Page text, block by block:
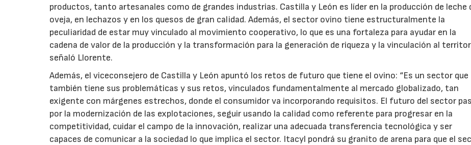
productos, tanto artesanales como de grandes industrias. Castilla y León es líder en la producción de leche
oveja, en lechazos y en los quesos de gran calidad. Además, el sector ovino tiene estructuralmente la
peculiaridad de estar muy vinculado al movimiento cooperativo, lo que es una fortaleza para ayudar en la
cadena de valor de la producción y la transformación para la generación de riqueza y la vinculación al
señaló Llorente.
Además, el viceconsejero de Castilla y León apuntó los retos de futuro que tiene el ovino: “Es un sector que
también tiene sus problemáticas y sus retos, vinculados fundamentalmente al mercado globalizado, tan
exigente con márgenes estrechos, donde el consumidor va incorporando requisitos. El futuro del sector
por la modernización de las explotaciones, seguir usando la calidad como referente para progresar en la
competitividad, cuidar el campo de la innovación, realizar una adecuada transferencia tecnológica y ser
capaces de comunicar a la sociedad lo que implica el sector. Itacyl pondrá su granito de arena para que el